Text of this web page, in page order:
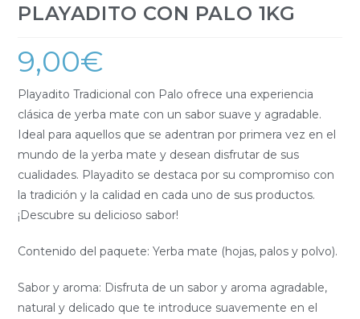
PLAYADITO CON PALO 1KG
9,00€
Playadito Tradicional con Palo ofrece una experiencia
clásica de yerba mate con un sabor suave y agradable.
Ideal para aquellos que se adentran por primera vez en el
mundo de la yerba mate y desean disfrutar de sus
cualidades. Playadito se destaca por su compromiso con
la tradición y la calidad en cada uno de sus productos.
¡Descubre su delicioso sabor!
Contenido del paquete: Yerba mate (hojas, palos y polvo).
Sabor y aroma: Disfruta de un sabor y aroma agradable,
natural y delicado que te introduce suavemente en el